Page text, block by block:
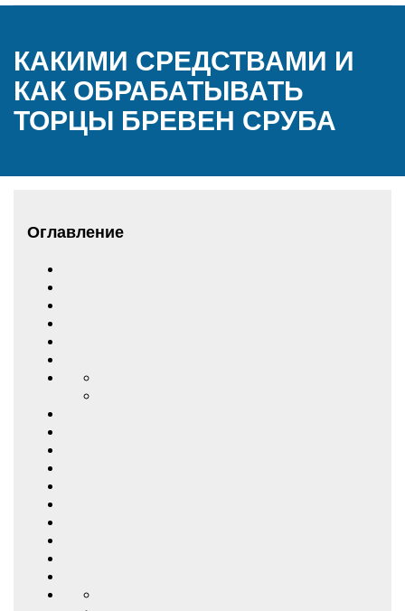
КАКИМИ СРЕДСТВАМИ И
КАК ОБРАБАТЫВАТЬ
ТОРЦЫ БРЕВЕН СРУБА
Оглавление